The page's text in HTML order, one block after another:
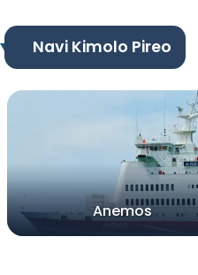
Navi Kimolo Pireo
Anemos